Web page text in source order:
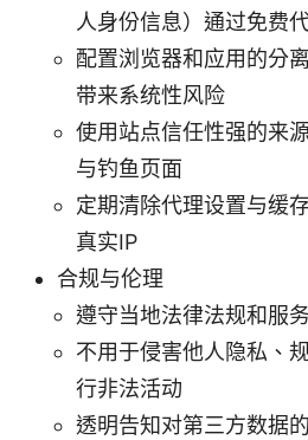
人身份信息）通过免费
配置浏览器和应用的分
带来系统性风险
使用站点信任性强的来
与钓鱼页面
定期清除代理设置与缓
真实IP
合规与伦理
遵守当地法律法规和服
不用于侵害他人隐私、
行非法活动
透明告知对第三方数据